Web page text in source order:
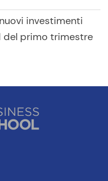
investimenti
del primo trimestre